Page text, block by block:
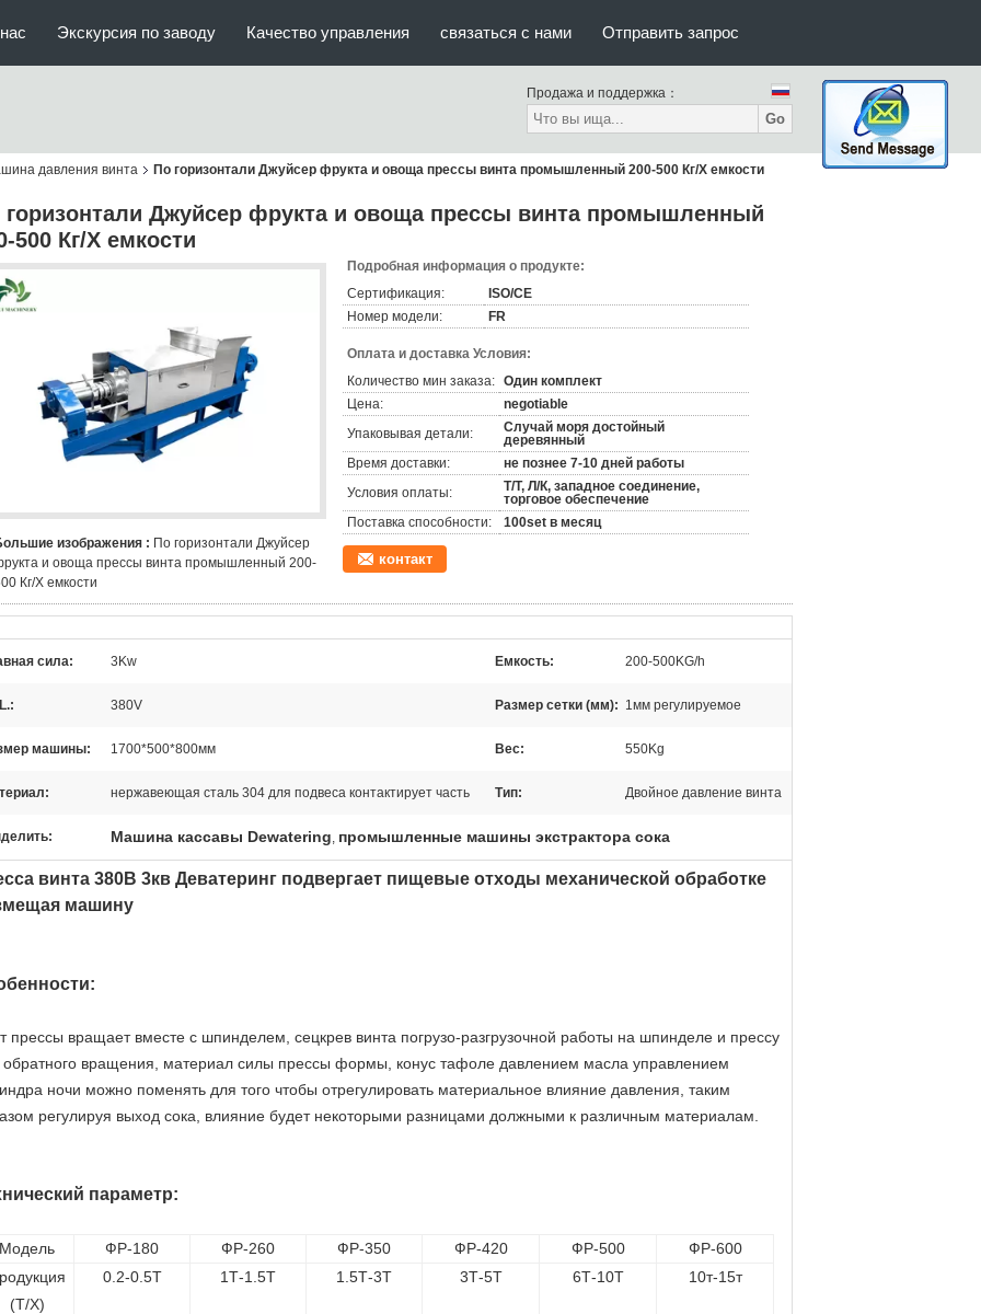
Экскурсия по заводу Качество управления связаться с нами Отправить запрос
Продажа и поддержка：
Go
давления винта По горизонтали Джуйсер фрукта и овоща прессы винта промышленный 200-500 Кг/Х емкости
горизонтали Джуйсер фрукта и овоща прессы винта промышленный
500 Кг/Х емкости
изображения : По горизонтали Джуйсер
и овоща прессы винта промышленный 200-
Кг/Х емкости
Подробная информация о продукте:
Сертификация:
ISO/CE
Номер модели:
FR
Оплата и доставка Условия:
Количество мин заказа: Один комплект
Цена:
negotiable
Упаковывая детали:
Случай моря достойный
деревянный
Время доставки:
не познее 7-10 дней работы
Условия оплаты:
Т/Т, Л/К, западное соединение,
торговое обеспечение
Поставка способности:
100set в месяц
контакт
сила: 3Kw Емкость: 200-500KG/h
380V Размер сетки (мм): 1мм регулируемое
машины: 1700*500*800мм Вес: 550Kg
нержавеющая сталь 304 для подвеса контактирует часть Тип: Двойное давление винта
Машина кассавы Dewatering, промышленные машины экстрактора сока
винта 380В 3кв Деватеринг подвергает пищевые отходы механической обработке
машину
прессы вращает вместе с шпинделем, сецкрев винта погрузо-разгрузочной работы на шпинделе и прессу
обратного вращения, материал силы прессы формы, конус тафоле давлением масла управлением
ночи можно поменять для того чтобы отрегулировать материальное влияние давления, таким
регулируя выход сока, влияние будет некоторыми разницами должными к различным материалам.
параметр:
Модель ФР-180 ФР-260 ФР-350 ФР-420 ФР-500
ФР-600
(Т/Х)
0.2-0.5Т 1Т-1.5Т 1.5Т-3Т 3Т-5Т 6Т-10Т 10т-15т